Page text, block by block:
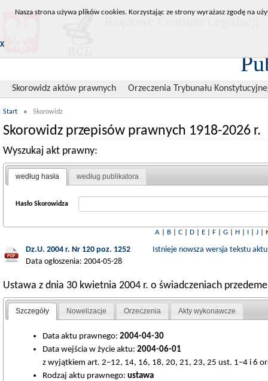
Skorowidz aktów prawnych Orzeczenia Trybunału
Start » Skorowidz
Skorowidz przepisów prawnych 1918-2026 r.
Wyszukaj akt prawny:
według hasła według publikatora
Hasło Skorowidza
A| B| C| D| E| F| G| H| I| J|
Dz.U. 2004 r. Nr 120 poz. 1252
Data ogłoszenia: 2004-05-28
Istnieje nowsza wersja tekstu aktu
Ustawa z dnia 30 kwietnia 2004 r. o świadczeniach
Szczegóły Nowelizacje Orzeczenia Akty wykonawcze
Data aktu prawnego: 2004-04-30
Data wejścia w życie aktu: 2004-06-01
z wyjątkiem art. 2–12, 14, 16, 18, 20, 21, 23, 25 ust. 1–4 i 6
Rodzaj aktu prawnego: ustawa
Nasza strona używa plików cookies. Korzystając ze strony wyrażasz zgodę na
X